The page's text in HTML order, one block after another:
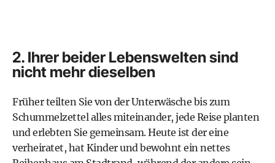
2. Ihrer beider Lebenswelten sind
nicht mehr dieselben
Früher teilten Sie von der Unterwäsche bis zum
Schummelzettel alles miteinander, jede Reise planten
und erlebten Sie gemeinsam. Heute ist der eine
verheiratet, hat Kinder und bewohnt ein nettes